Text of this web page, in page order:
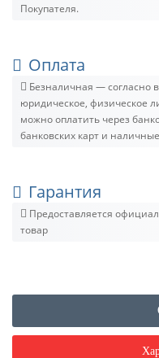
Покупателя.
Оплата
Безналичная — согласно
юридическое, физическое
можно оплатить через
банковских карт и
Гарантия
Предоставляется
товар